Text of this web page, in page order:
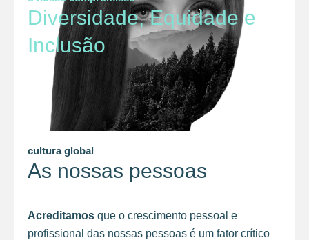
Diversidade, Equidade e
Inclusão
cultura global
As nossas pessoas
Acreditamos que o crescimento pessoal e
profissional das nossas pessoas é um fator crítico